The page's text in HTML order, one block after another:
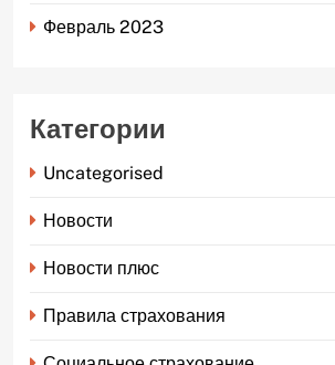
Февраль 2023
Категории
Uncategorised
Новости
Новости плюс
Правила страхования